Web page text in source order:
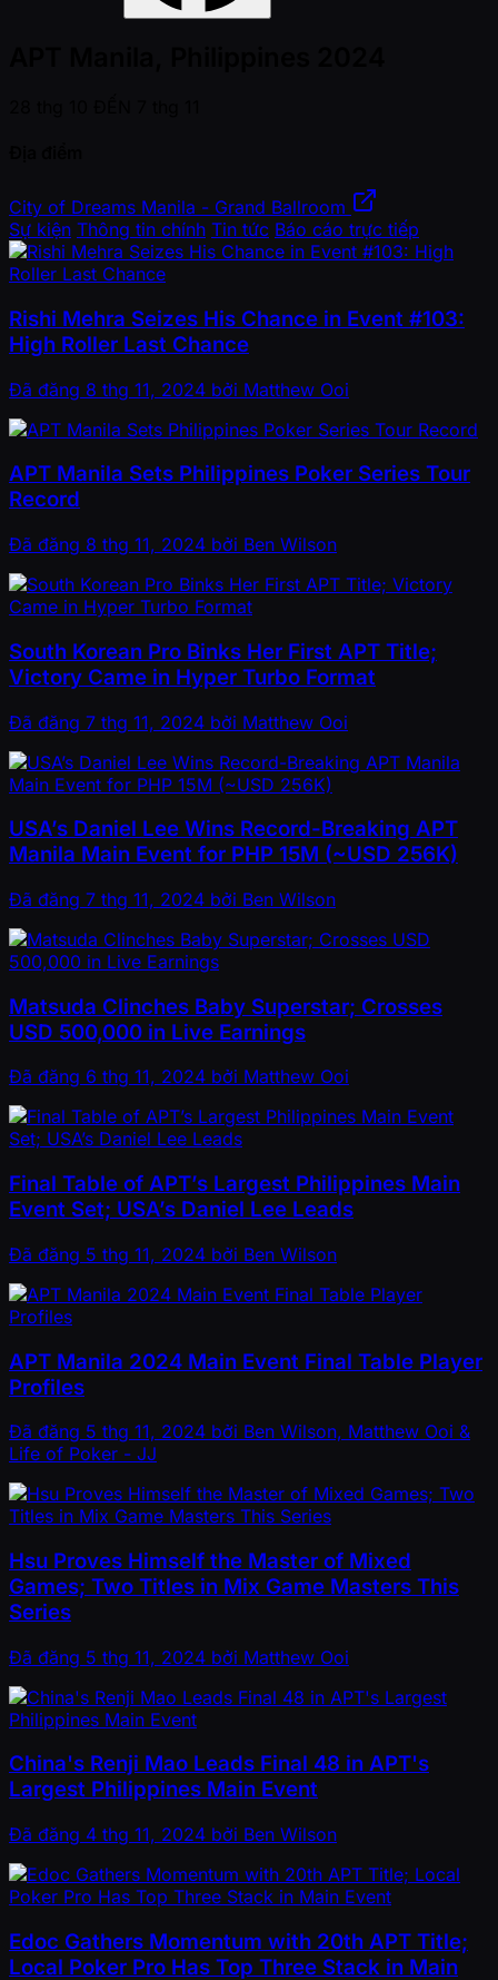
City of Dreams Manila - Grand Ballroom
Sự kiện Thông tin chính Tin tức Báo cáo trực tiếp
Rishi Mehra Seizes His Chance in Event #103:
High Roller Last Chance
Đã đăng 8 thg 11, 2024 bởi Matthew Ooi
APT Manila Sets Philippines Poker Series Tour
Record
Đã đăng 8 thg 11, 2024 bởi Ben Wilson
South Korean Pro Binks Her First APT Title;
Victory Came in Hyper Turbo Format
Đã đăng 7 thg 11, 2024 bởi Matthew Ooi
USA’s Daniel Lee Wins Record-Breaking APT
Manila Main Event for PHP 15M (~USD 256K)
Đã đăng 7 thg 11, 2024 bởi Ben Wilson
Matsuda Clinches Baby Superstar; Crosses
USD 500,000 in Live Earnings
Đã đăng 6 thg 11, 2024 bởi Matthew Ooi
Final Table of APT’s Largest Philippines Main
Event Set; USA’s Daniel Lee Leads
Đã đăng 5 thg 11, 2024 bởi Ben Wilson
APT Manila 2024 Main Event Final Table Player
Profiles
Đã đăng 5 thg 11, 2024 bởi Ben Wilson, Matthew Ooi &
Life of Poker - JJ
Hsu Proves Himself the Master of Mixed
Games; Two Titles in Mix Game Masters This
Series
Đã đăng 5 thg 11, 2024 bởi Matthew Ooi
China's Renji Mao Leads Final 48 in APT's
Largest Philippines Main Event
Đã đăng 4 thg 11, 2024 bởi Ben Wilson
Edoc Gathers Momentum with 20th APT Title;
Local Poker Pro Has Top Three Stack in Main